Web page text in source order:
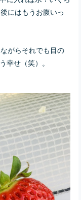
にはもうお腹いっ
がらそれでも目の
幸せ（笑）。